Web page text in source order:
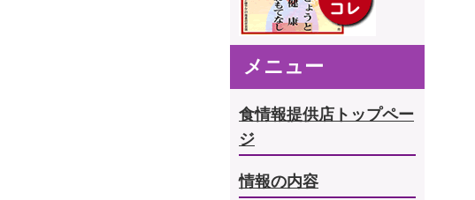
メニュー
食情報提供店トップペー
ジ
情報の内容